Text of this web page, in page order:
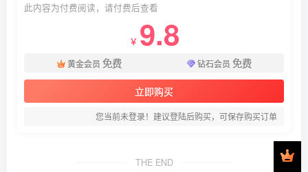
此内容为付费阅读，请付费后查看
￥ 9.8
黄金会员 免费 钻石会员 免费
立即购买
您当前未登录！建议登陆后购买，可保存购买订单
THE END